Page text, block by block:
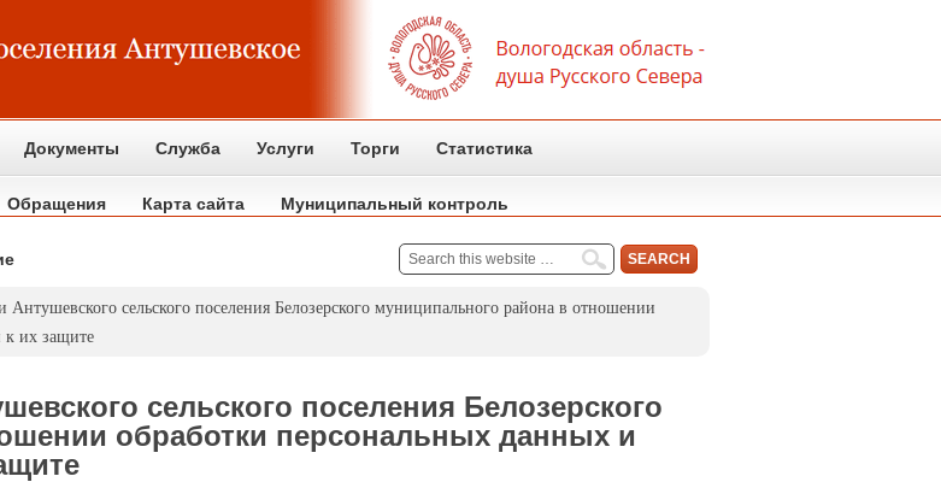
Документы Служба Услуги Торги Статистика
Обращения Карта сайта Муниципальный контроль
сельского поселения Белозерского муниципального района в отношении
к их защите
сельского поселения Белозерского
обработки персональных данных и